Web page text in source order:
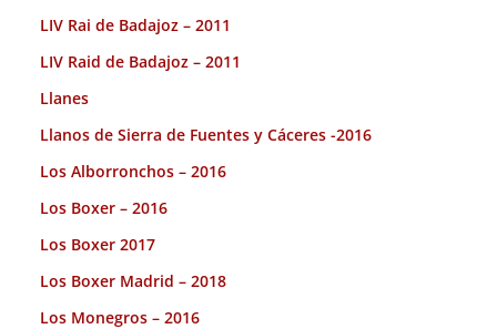
LIV Rai de Badajoz – 2011
LIV Raid de Badajoz – 2011
Llanes
Llanos de Sierra de Fuentes y Cáceres -2016
Los Alborronchos – 2016
Los Boxer – 2016
Los Boxer 2017
Los Boxer Madrid – 2018
Los Monegros – 2016